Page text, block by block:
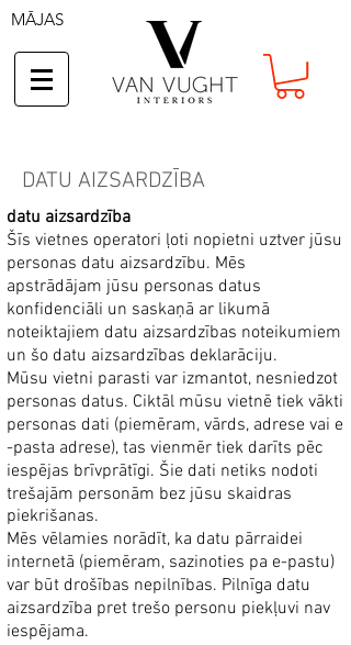
MĀJAS
DATU AIZSARDZĪBA
datu aizsardzība
Šīs vietnes operatori ļoti nopietni uztver jūsu
personas datu aizsardzību. Mēs
apstrādājam jūsu personas datus
konfidenciāli un saskaņā ar likumā
noteiktajiem datu aizsardzības noteikumiem
un šo datu aizsardzības deklarāciju.
Mūsu vietni parasti var izmantot, nesniedzot
personas datus. Ciktāl mūsu vietnē tiek vākti
personas dati (piemēram, vārds, adrese vai e
-pasta adrese), tas vienmēr tiek darīts pēc
iespējas brīvprātīgi. Šie dati netiks nodoti
trešajām personām bez jūsu skaidras
piekrišanas.
Mēs vēlamies norādīt, ka datu pārraidei
internetā (piemēram, sazinoties pa e-pastu)
var būt drošības nepilnības. Pilnīga datu
aizsardzība pret trešo personu piekļuvi nav
iespējama.